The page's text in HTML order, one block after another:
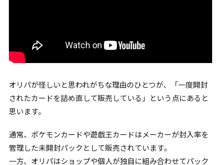
オリパが怪しいと思われがちな理由のひとつが、「一度開封
されたカードを詰め直して販売している」という点にあると
思います。
通常、ポケモンカードや遊戯王カードはメーカーが封入率を
管理した未開封パックとして販売されています。
一方、オリパはショップや個人が独自に組み合わせてパック